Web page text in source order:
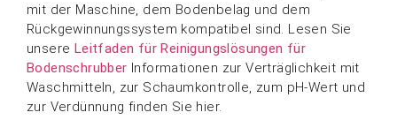
mit der Maschine, dem Bodenbelag und dem
Rückgewinnungssystem kompatibel sind. Lesen Sie
unsere Leitfaden für Reinigungslösungen für
Bodenschrubber Informationen zur Verträglichkeit mit
Waschmitteln, zur Schaumkontrolle, zum pH-Wert und
zur Verdünnung finden Sie hier.